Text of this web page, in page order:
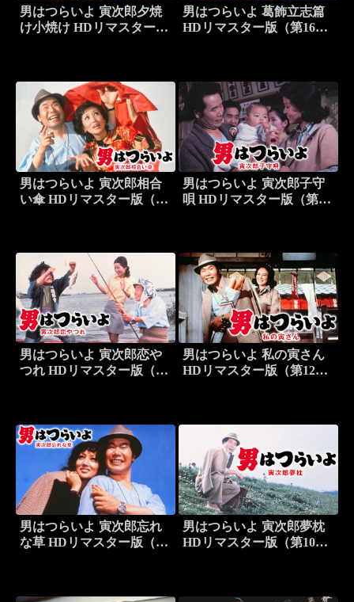
男はつらいよ 寅次郎夕焼
け小焼け HDリマスター版
男はつらいよ 葛飾立志篇
HDリマスター版（第16
男はつらいよ 寅次郎相合
い傘 HDリマスター版（第
男はつらいよ 寅次郎子守
唄 HDリマスター版（第14
男はつらいよ 寅次郎恋や
つれ HDリマスター版（第
男はつらいよ 私の寅さん
HDリマスター版（第12
男はつらいよ 寅次郎忘れ
な草 HDリマスター版（第
男はつらいよ 寅次郎夢枕
HDリマスター版（第10